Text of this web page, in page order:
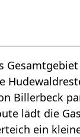
Billerbeck
lädt die
ein